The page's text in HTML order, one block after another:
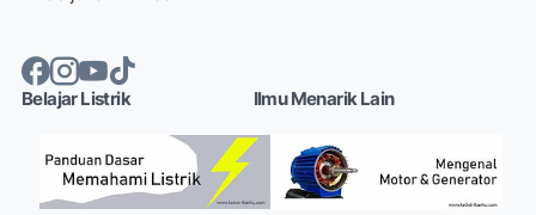
Belajar Listrik Ilmu Menarik Lain